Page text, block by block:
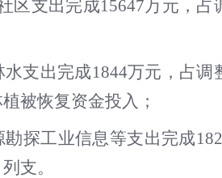
社区支出完成15647万元，
水支出完成1844万元，占
被恢复资金投入；
勘探工业信息等支出完成
支。